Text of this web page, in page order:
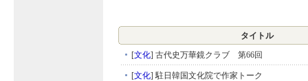
タイトル
[文化] 古代史万華鏡クラブ 第66回
[文化] 駐日韓国文化院で作家トーク